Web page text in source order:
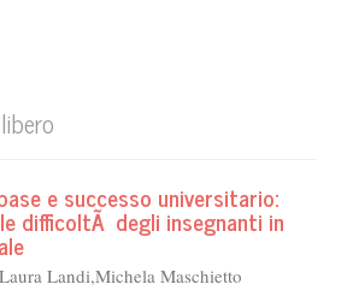
e successo universitario:
difficoltÃ degli insegnanti in
Landi,Michela Maschietto